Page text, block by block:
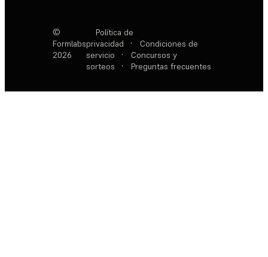
©
Formlabs
2026
Política de
privacidad
·
Condiciones de
servicio
·
Concursos y
sorteos
· Preguntas frecuentes